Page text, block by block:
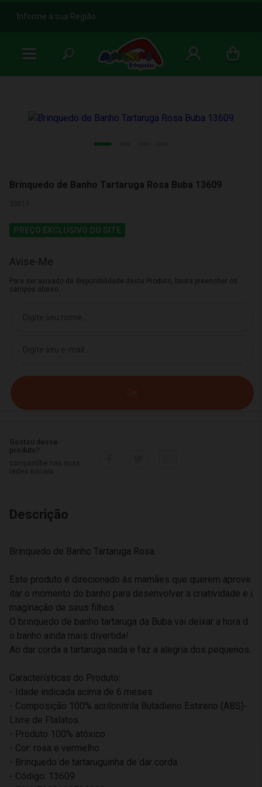
b
Informe a sua Região
Brinquedo de Banho Tartaruga Rosa Buba 13609
33911
PREÇO EXCLUSIVO DO SITE
Avise-Me
Para ser avisado da disponibilidade deste Produto, basta preencher os
campos abaixo.
Descrição
Brinquedo de Banho Tartaruga Rosa
Este produto é direcionado às mamães que querem aprove
itar o momento do banho para desenvolver a criatividade e i
maginação de seus filhos.
O brinquedo de banho tartaruga da Buba vai deixar a hora d
o banho ainda mais divertida!
Ao dar corda a tartaruga nada e faz a alegria dos pequenos.
Características do Produto:
- Idade indicada acima de 6 meses
- Composição 100% acrilonitrila Butadieno Estireno (ABS)-
Livre de Ftalatos
- Produto 100% atóxico
- Cor: rosa e vermelho
- Brinquedo de tartaruguinha de dar corda
- Código: 13609